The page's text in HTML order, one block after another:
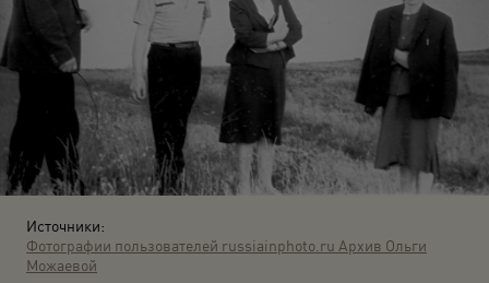
Источники:
Фотографии пользователей russiainphoto.ru Архив Ольги
Можаевой